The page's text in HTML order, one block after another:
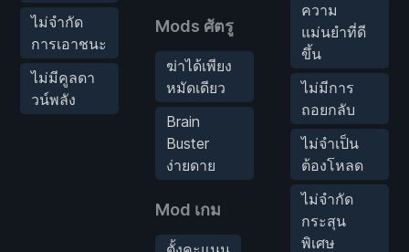
ไม่จำกัด
การเอาชนะ
ไม่มีคูลดา
วน์พลัง
Mods ศัตรู
ฆ่าได้เพียง
หมัดเดียว
Brain
Buster
ง่ายดาย
Mod เกม
ความ
แม่นยำที่ดี
ขึ้น
ไม่มีการ
ถอยกลับ
ไม่จำเป็น
ต้องโหลด
ไม่จำกัด
กระสุน
พิเศษ